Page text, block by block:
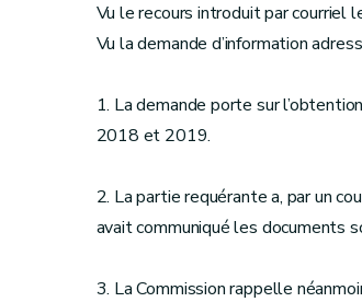
Vu le recours introduit par courriel
Vu la demande d’information
1. La demande porte sur
2018 et 2019.
2. La partie requérante a, par un
avait communiqué les documents
3. La Commission rappelle